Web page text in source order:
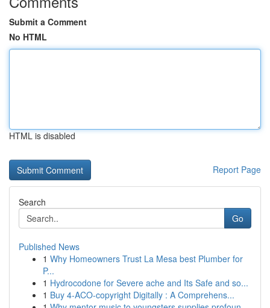
Submit a Comment
No HTML
HTML is disabled
Report Page
Search
Go
Published News
1 Why Homeowners Trust La Mesa best Plumber for
P...
1 Hydrocodone for Severe ache and Its Safe and so...
1 Buy 4-ACO-copyright Digitally : A Comprehens...